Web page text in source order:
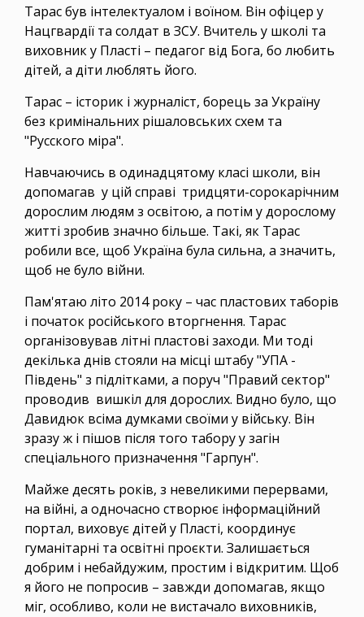
Тарас був інтелектуалом і воїном. Він офіцер у
Нацгвардії та солдат в ЗСУ. Вчитель у школі та
виховник у Пласті – педагог від Бога, бо любить
дітей, а діти люблять його.
Тарас – історик і журналіст, борець за Україну
без кримінальних рішаловських схем та
"Русского міра".
Навчаючись в одинадцятому класі школи, він
допомагав у цій справі тридцяти-сорокарічним
дорослим людям з освітою, а потім у дорослому
житті зробив значно більше. Такі, як Тарас
робили все, щоб Україна була сильна, а значить,
щоб не було війни.
Пам'ятаю літо 2014 року – час пластових таборів
і початок російського вторгнення. Тарас
організовував літні пластові заходи. Ми тоді
декілька днів стояли на місці штабу "УПА -
Південь" з підлітками, а поруч "Правий сектор"
проводив вишкіл для дорослих. Видно було, що
Давидюк всіма думками своїми у війську. Він
зразу ж і пішов після того табору у загін
спеціального призначення "Гарпун".
Майже десять років, з невеликими перервами,
на війні, а одночасно створює інформаційний
портал, виховує дітей у Пласті, координує
гуманітарні та освітні проєкти. Залишається
добрим і небайдужим, простим і відкритим. Щоб
я його не попросив – завжди допомагав, якщо
міг, особливо, коли не вистачало виховників,